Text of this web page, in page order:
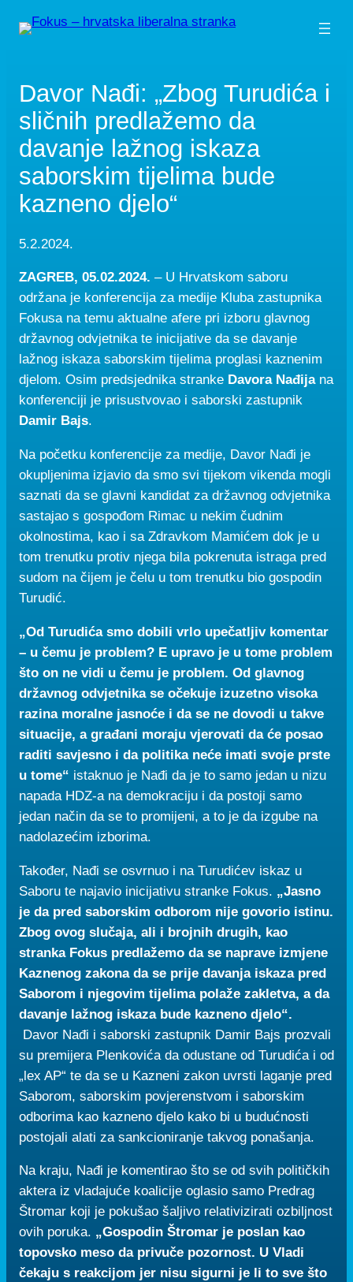
Davor Nađi: „Zbog Turudića i
sličnih predlažemo da
davanje lažnog iskaza
saborskim tijelima bude
kazneno djelo“
5.2.2024.
ZAGREB, 05.02.2024. – U Hrvatskom saboru
održana je konferencija za medije Kluba zastupnika
Fokusa na temu aktualne afere pri izboru glavnog
državnog odvjetnika te inicijative da se davanje
lažnog iskaza saborskim tijelima proglasi kaznenim
djelom. Osim predsjednika stranke Davora Nađijana
konferenciji je prisustvovao i saborski zastupnik
Damir Bajs.
Na početku konferencije za medije, Davor Nađi je
okupljenima izjavio da smo svi tijekom vikenda mogli
saznati da se glavni kandidat za državnog odvjetnika
sastajao s gospođom Rimac u nekim čudnim
okolnostima, kao i sa Zdravkom Mamićem dok je u
tom trenutku protiv njega bila pokrenuta istraga pred
sudom na čijem je čelu u tom trenutku bio gospodin
Turudić.
„Od Turudića smo dobili vrlo upečatljiv komentar
– u čemu je problem? E upravo je u tome problem
što on ne vidi u čemu je problem. Od glavnog
državnog odvjetnika se očekuje izuzetno visoka
razina moralne jasnoće i da se ne dovodi u takve
situacije, a građani moraju vjerovati da će posao
raditi savjesno i da politika neće imati svoje prste
u tome“ istaknuo je Nađi da je to samo jedan u nizu
napada HDZ-a na demokraciju i da postoji samo
jedan način da se to promijeni, a to je da izgube na
nadolazećim izborima.
Također, Nađi se osvrnuo i na Turudićev iskaz u
Saboru te najavio inicijativu stranke Fokus. „Jasno
je da pred saborskim odborom nije govorio istinu.
Zbog ovog slučaja, ali i brojnih drugih, kao
stranka Fokus predlažemo da se naprave izmjene
Kaznenog zakona da se prije davanja iskaza pred
Saborom i njegovim tijelima polaže zakletva, a da
davanje lažnog iskaza bude kazneno djelo“.
Davor Nađi i saborski zastupnik Damir Bajs prozvali
su premijera Plenkovića da odustane od Turudića i od
„lex AP“ te da se u Kazneni zakon uvrsti laganje pred
Saborom, saborskim povjerenstvom i saborskim
odborima kao kazneno djelo kako bi u budućnosti
postojali alati za sankcioniranje takvog ponašanja.
Na kraju, Nađi je komentirao što se od svih političkih
aktera iz vladajuće koalicije oglasio samo Predrag
Štromar koji je pokušao šaljivo relativizirati ozbiljnost
ovih poruka. „Gospodin Štromar je poslan kao
topovsko meso da privuče pozornost. U Vladi
čekaju s reakcijom jer nisu sigurni je li to sve što